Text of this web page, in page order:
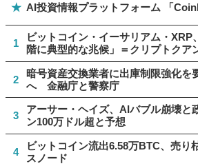
★ AI投資情報プラットフォーム 「
1
ビットコイン・イーサリアム・XRP
階に典型的な兆候」＝クリプトクア
2
暗号資産交換業者に出庫制限強化を
へ 金融庁と警察庁
3
アーサー・ヘイズ、AIバブル崩壊と
ン100万ドル超と予想
4
ビットコイン流出6.58万BTC、売り
スノード